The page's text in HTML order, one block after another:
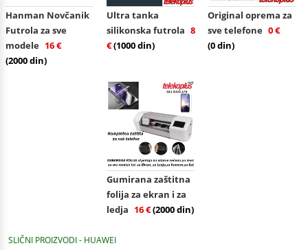
Hanman Novčanik
Futrola za sve
modele 16 €
(2000 din)
Ultra tanka
silikonska futrola 8
€(1000 din)
Original oprema za
sve telefone 0 €
(0 din)
Gumirana zaštitna
folija za ekran i za
ledja 16 €(2000 din)
SLIČNI PROIZVODI - HUAWEI